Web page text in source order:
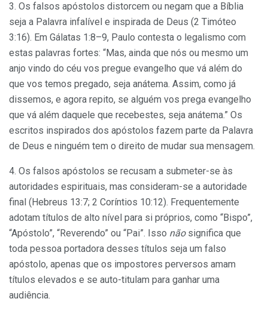
3. Os falsos apóstolos distorcem ou negam que a Bíblia
seja a Palavra infalível e inspirada de Deus (2 Timóteo
3:16). Em Gálatas 1:8–9, Paulo contesta o legalismo com
estas palavras fortes: “Mas, ainda que nós ou mesmo um
anjo vindo do céu vos pregue evangelho que vá além do
que vos temos pregado, seja anátema. Assim, como já
dissemos, e agora repito, se alguém vos prega evangelho
que vá além daquele que recebestes, seja anátema.” Os
escritos inspirados dos apóstolos fazem parte da Palavra
de Deus e ninguém tem o direito de mudar sua mensagem.
4. Os falsos apóstolos se recusam a submeter-se às
autoridades espirituais, mas consideram-se a autoridade
final (Hebreus 13:7; 2 Coríntios 10:12). Frequentemente
adotam títulos de alto nível para si próprios, como “Bispo”,
“Apóstolo”, “Reverendo” ou “Pai”. Isso nãosignifica que
toda pessoa portadora desses títulos seja um falso
apóstolo, apenas que os impostores perversos amam
títulos elevados e se auto-titulam para ganhar uma
audiência.